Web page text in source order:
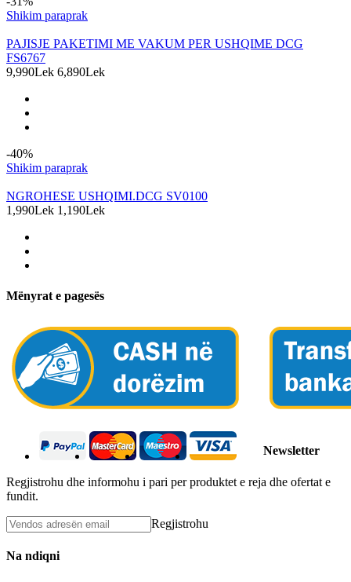
Shikim paraprak
PAJISJE PAKETIMI ME VAKUM PER USHQIME DCG
FS6767
9,990Lek 6,890Lek
-40%
Shikim paraprak
NGROHESE USHQIMI.DCG SV0100
1,990Lek 1,190Lek
Mënyrat e pagesës
Newsletter
Regjistrohu dhe informohu i pari per produktet e reja dhe ofertat e
fundit.
Regjistrohu
Na ndiqni